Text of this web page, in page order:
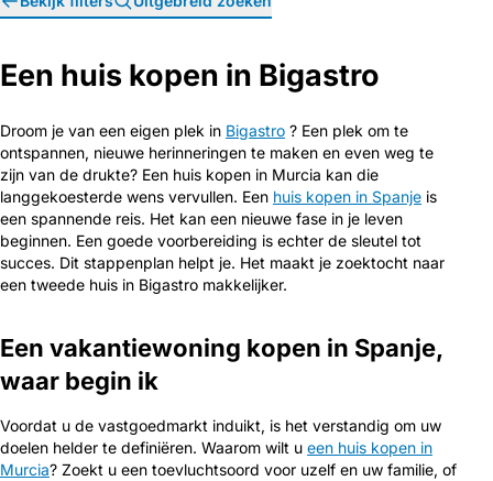
Een huis kopen in Bigastro
Droom je van een eigen plek in Bigastro ? Een plek om te
ontspannen, nieuwe herinneringen te maken en even weg te
zijn van de drukte? Een huis kopen in Murcia kan die
langgekoesterde wens vervullen. Een huis kopen in Spanje is
een spannende reis. Het kan een nieuwe fase in je leven
beginnen. Een goede voorbereiding is echter de sleutel tot
succes. Dit stappenplan helpt je. Het maakt je zoektocht naar
een tweede huis in Bigastro makkelijker.
Een vakantiewoning kopen in Spanje,
waar begin ik
Voordat u de vastgoedmarkt induikt, is het verstandig om uw
doelen helder te definiëren. Waarom wilt u een huis kopen in
Murcia? Zoekt u een toevluchtsoord voor uzelf en uw familie, of